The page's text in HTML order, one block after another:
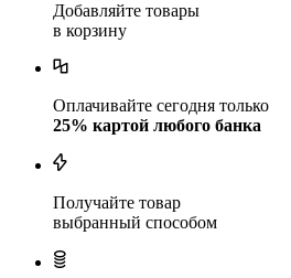
Добавляйте товары
в корзину
Оплачивайте сегодня только
25% картой любого банка
Получайте товар
выбранный способом